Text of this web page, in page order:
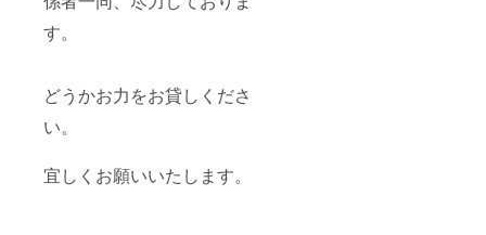
す。
どうかお力をお貸しくださ
い。
宜しくお願いいたします。